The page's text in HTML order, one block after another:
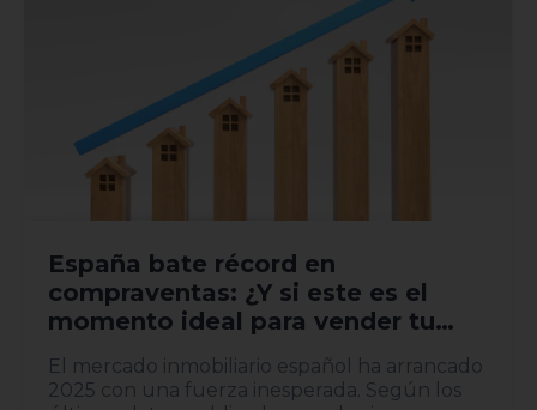
España bate récord en
compraventas: ¿Y si este es el
momento ideal para vender tu
vivienda?
El mercado inmobiliario español ha arrancado
2025 con una fuerza inesperada. Según los